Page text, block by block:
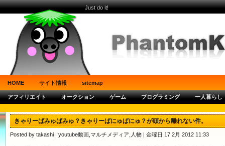
Just do it!
HOME サイト情報 sitemap
アフィリエイト オークション ゲーム プログラミング 一人暮らし
きゃりーぱみゅぱみゅ？きゃりーぱにゅぱにゅ？が頭から離れない件。
Posted by takashi | youtube動画 マルチメディア 人物 | 金曜日 17 2月 2012 11:33